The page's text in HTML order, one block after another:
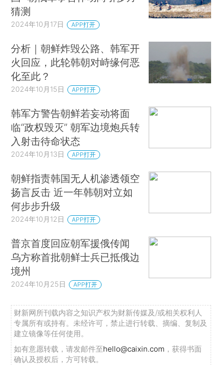
猜测
2024年10月17日 APP打开
分析｜朝鲜炸毁公路、韩军开
火回应，此轮韩朝对峙缘何恶
化至此？
2024年10月15日 APP打开
韩军方警告朝鲜若妄动将面
临“政权毁灭” 朝军边境炮兵转
入射击待命状态
2024年10月13日 APP打开
朝鲜指责韩国无人机渗透领空
扬言反击 近一年韩朝对立如
何步步升级
2024年10月12日 APP打开
普京首度回应朝军援俄传闻
乌方称首批朝鲜士兵已抵俄边
境州
2024年10月25日 APP打开
财新网所刊载内容之知识产权为财新传媒及/或相关权利人
专属所有或持有。未经许可，禁止进行转载、摘编、复制及
建立镜像等任何使用。
如有意愿转载，请发邮件至hello@caixin.com ，获得书面
确认及授权后，方可转载。